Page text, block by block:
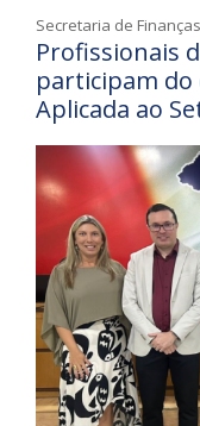
Secretaria de
Profissionais
participam do
Aplicada ao